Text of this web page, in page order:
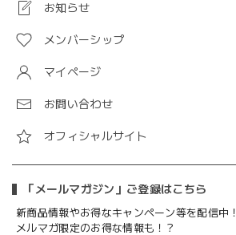
お知らせ
メンバーシップ
マイページ
お問い合わせ
オフィシャルサイト
「メールマガジン」ご登録はこちら
新商品情報やお得なキャンペーン等を配信中！
メルマガ限定のお得な情報も！？